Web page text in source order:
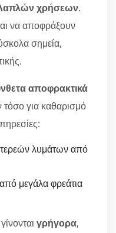
χρήσεων.
να αποφράξουν
σημεία,
αποφρακτικά
για καθαρισμό
λυμάτων από
μεγάλα φρεάτια
γρήγορα,